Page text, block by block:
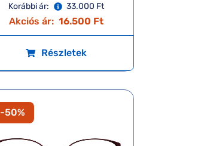
Korábbi ár:
33.000 Ft
Akciós ár: 16.500 Ft
Részletek
-50%